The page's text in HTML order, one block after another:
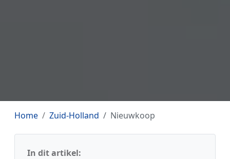
Home Zuid-Holland Nieuwkoop
In dit artikel: